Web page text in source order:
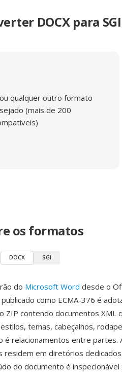
DOCX para SGI
qualquer outro formato
(mais de 200
os formatos
DOCX SGI
do Microsoft Word desde o
como ECMA-376 é
ZIP contendo documentos XML
temas, cabeçalhos,
é relacionamentos entre partes.
residem em diretórios
do documento é inspecionável